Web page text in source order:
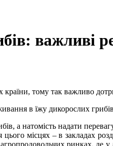
важливі
країни, тому так важливо
в їжу дикорослих
а натомість надати
місцях – в закладах
ринках,